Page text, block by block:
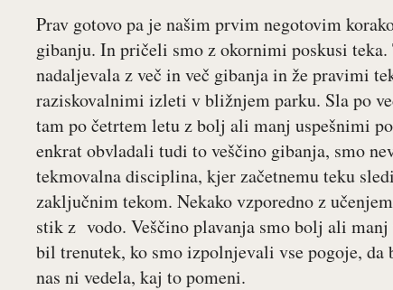
Prav gotovo pa je našim prvim negotovim
gibanju. In pričeli smo z okornimi poskusi
nadaljevala z več in več gibanja in že pravimi
raziskovalnimi izleti v bližnjem parku. Sla po
tam po četrtem letu z bolj ali manj uspešnimi
enkrat obvladali tudi to veščino gibanja, smo
tekmovalna disciplina, kjer začetnemu teku
zaključnim tekom. Nekako vzporedno z
stik z vodo. Veščino plavanja smo bolj ali
bil trenutek, ko smo izpolnjevali vse pogoje,
nas ni vedela, kaj to pomeni.